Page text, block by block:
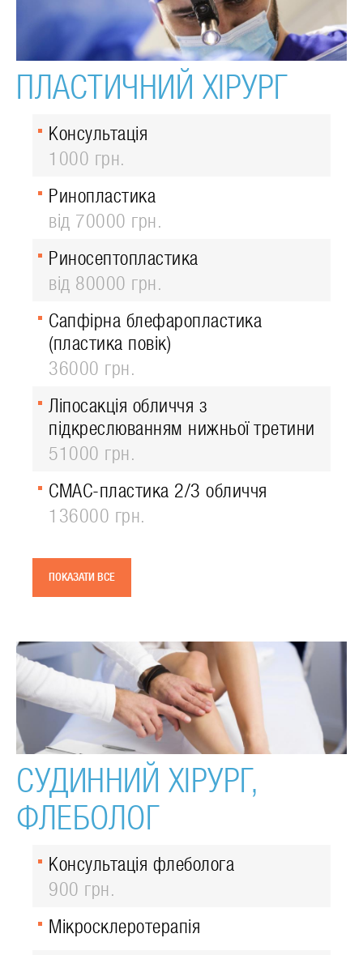
ПЛАСТИЧНИЙ ХІРУРГ
Консультація
1000 грн.
Ринопластика
від 70000 грн.
Риносептопластика
від 80000 грн.
Сапфірна блефаропластика
(пластика повік)
36000 грн.
Ліпосакція обличчя з
підкреслюванням нижньої третини
51000 грн.
СМАС-пластика 2/3 обличчя
136000 грн.
ПОКАЗАТИ ВСЕ
СУДИННИЙ ХІРУРГ,
ФЛЕБОЛОГ
Консультація флеболога
900 грн.
Мікросклеротерапія